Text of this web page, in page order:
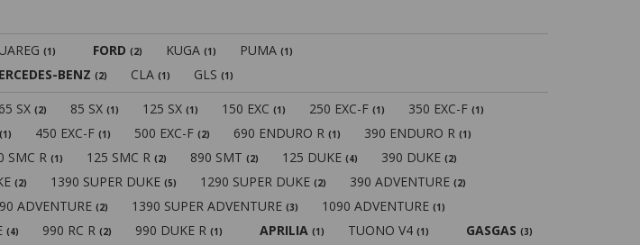
(1) FORD (2) KUGA (1) PUMA (1)
BENZ (2) CLA (1) GLS (1)
65 SX(2) 85 SX(1) 125 SX(1) 150 EXC(1) 250 EXC-F(1) 350 EXC-F(1)
(1) 450 EXC-F(1) 500 EXC-F(2) 690 ENDURO R(1) 390 ENDURO R(1)
SMC R(1) 125 SMC R(2) 890 SMT(2) 125 DUKE(4) 390 DUKE(2)
(2) 1390 SUPER DUKE(5) 1290 SUPER DUKE(2) 390 ADVENTURE(2)
ADVENTURE(2) 1390 SUPER ADVENTURE(3) 1090 ADVENTURE(1)
(4) 990 RC R(2) 990 DUKE R(1) APRILIA (1) TUONO V4(1) GASGAS (3)